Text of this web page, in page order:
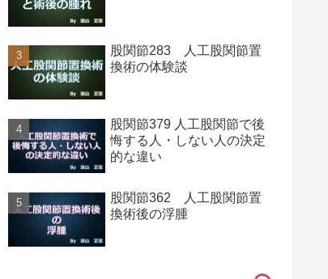
股関節283 人工股関節置
換術の体験談
股関節379 人工股関節で後
悔する人・しない人の決定
的な違い
股関節362 人工股関節置
換術後の浮腫